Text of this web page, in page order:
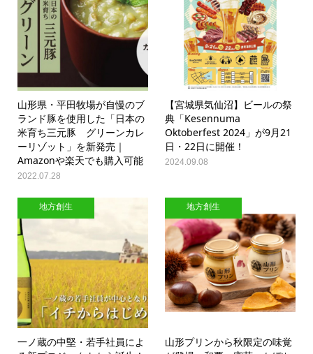
山形県・平田牧場が自慢のブ
ランド豚を使用した「日本の
米育ち三元豚 グリーンカレ
ーリゾット」を新発売｜
Amazonや楽天でも購入可能
2022.07.28
【宮城県気仙沼】ビールの祭
典「Kesennuma
Oktoberfest 2024」が9月21
日・22日に開催！
2024.09.08
地方創生
一ノ蔵の中堅・若手社員によ
地方創生
山形プリンから秋限定の味覚